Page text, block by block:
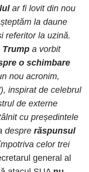
ar fi lovit din nou
la daune
referitor la uzină.
Trump a vorbit
o schimbare
nou acronim,
inspirat de celebrul
de externe
cu președintele
despre răspunsul
celor trei
general al